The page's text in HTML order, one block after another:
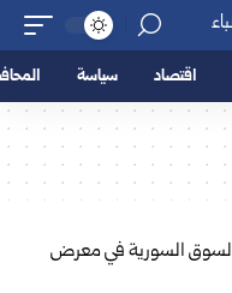
اقتصاد سياسة